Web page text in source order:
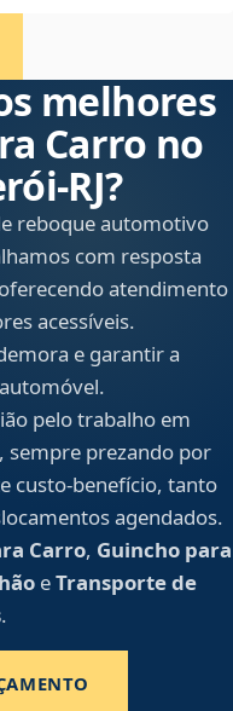
melhores
Carro no
reboque automotivo
com resposta
atendimento
acessíveis.
e garantir a
pelo trabalho em
sempre prezando por
custo-benefício, tanto
agendados.
Carro, Guincho para
eTransporte de
.